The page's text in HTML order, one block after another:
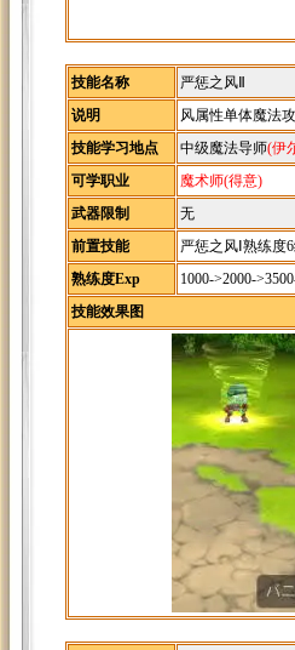
技能名称
严惩之风Ⅱ
说明
风属性单体魔法
技能学习地点
中级魔法导师(伊
可学职业
魔术师(得意)
武器限制
无
前置技能
严惩之风Ⅰ熟练度
熟练度Exp
1000->2000-
技能效果图